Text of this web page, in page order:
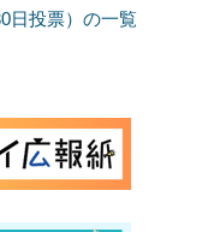
日投票）の一覧